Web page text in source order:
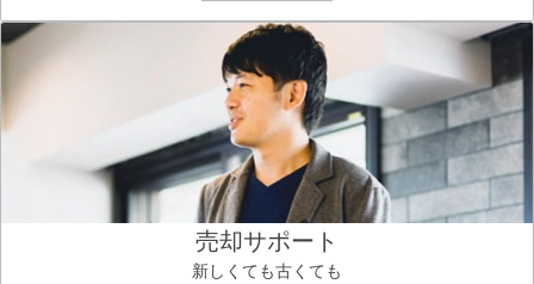
売却サポート
新しくても古くても